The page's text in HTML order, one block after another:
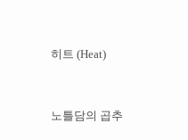
히트 (Heat)
노틀담의 곱추